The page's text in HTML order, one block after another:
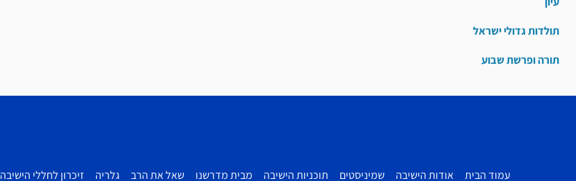
תולדות גדולי ישראל
תורה ופרשת שבוע
עמוד הבית אודות הישיבה שמיניסטים תוכניות הישיבה מבית מדרשנו שאל את הרב גלריה זיכרון לחללי הישיבה